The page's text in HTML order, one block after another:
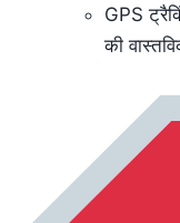
GPS
की